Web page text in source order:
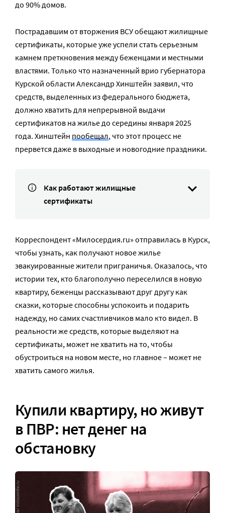
до 90% домов.
Пострадавшим от вторжения ВСУ обещают жилищные
сертификаты, которые уже успели стать серьезным
камнем преткновения между беженцами и местными
властями. Только что назначенный врио губернатора
Курской области Александр Хинштейн заявил, что
средств, выделенных из федерального бюджета,
должно хватить для непрерывной выдачи
сертификатов на жилье до середины января 2025
года. Хинштейн пообещал, что этот процесс не
прервется даже в выходные и новогодние праздники.
Как работают жилищные
сертификаты
Корреспондент «Милосердия.ru» отправилась в Курск,
чтобы узнать, как получают новое жилье
эвакуированные жители приграничья. Оказалось, что
истории тех, кто благополучно переселился в новую
квартиру, беженцы рассказывают друг другу как
сказки, которые способны успокоить и подарить
надежду, но самих счастливчиков мало кто видел. В
реальности же средств, которые выделяют на
сертификаты, может не хватить на то, чтобы
обустроиться на новом месте, но главное – может не
хватить самого жилья.
Купили квартиру, но живут
в ПВР: нет денег на
обстановку